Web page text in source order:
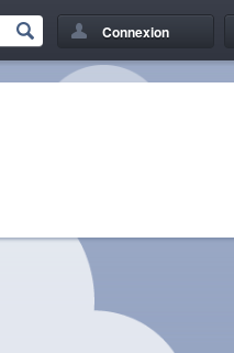
Connexion